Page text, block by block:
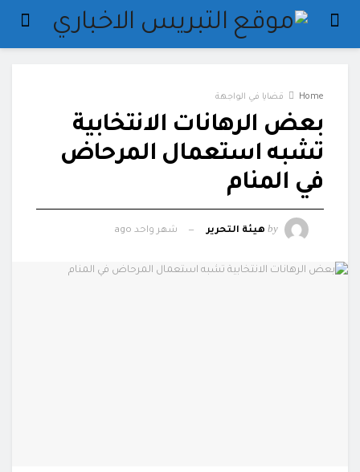
Home قضايا في الواجهة
بعض الرهانات الانتخابية
تشبه استعمال المرحاض
في المنام
by هيئة التحرير شهر واحد ago